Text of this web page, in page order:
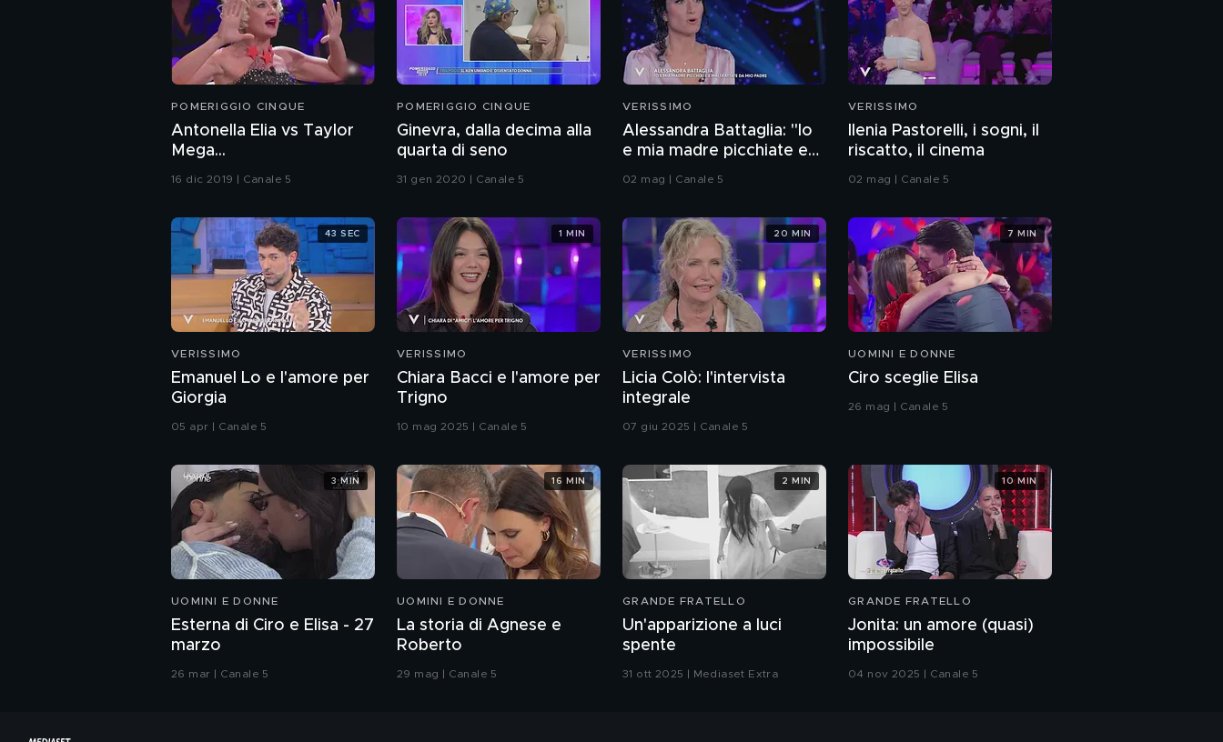
POMERIGGIO CINQUE
Antonella Elia vs Taylor
Mega...
16 dic 2019 | Canale 5
POMERIGGIO CINQUE
Ginevra, dalla decima alla
quarta di seno
31 gen 2020 | Canale 5
VERISSIMO
Alessandra Battaglia: "Io
e mia madre picchiate e
maltrattate da mio padre"
02 mag | Canale 5
VERISSIMO
Ilenia Pastorelli, i sogni, il
riscatto, il cinema
02 mag | Canale 5
VERISSIMO
Emanuel Lo e l'amore per
Giorgia
05 apr | Canale 5
43 SEC
VERISSIMO
Chiara Bacci e l'amore per
Trigno
10 mag 2025 | Canale 5
1 MIN
VERISSIMO
Licia Colò: l'intervista
integrale
07 giu 2025 | Canale 5
20 MIN
UOMINI E DONNE
Ciro sceglie Elisa
26 mag | Canale 5
7 MIN
UOMINI E DONNE
Esterna di Ciro e Elisa - 27
marzo
26 mar | Canale 5
3 MIN
UOMINI E DONNE
La storia di Agnese e
Roberto
29 mag | Canale 5
16 MIN
GRANDE FRATELLO
Un'apparizione a luci
spente
31 ott 2025 | Mediaset Extra
2 MIN
GRANDE FRATELLO
Jonita: un amore (quasi)
impossibile
04 nov 2025 | Canale 5
10 MIN